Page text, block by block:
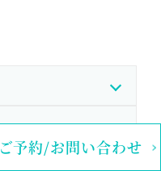
ご予約/お問い合わせ